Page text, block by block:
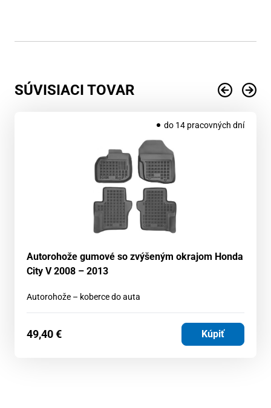
SÚVISIACI TOVAR
do 14 pracovných dní
Autorohože gumové so zvýšeným okrajom Honda
City V 2008 – 2013
Autorohože – koberce do auta
49,40€ Kúpiť